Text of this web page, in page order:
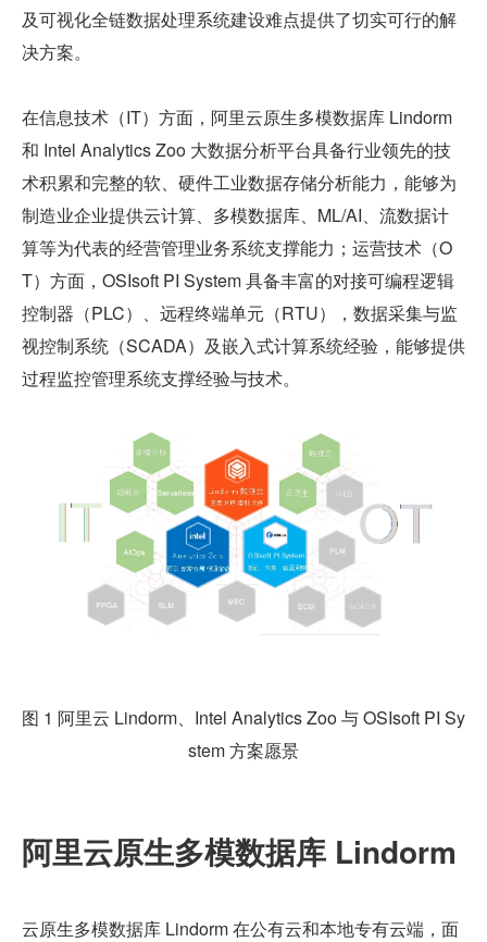
及可视化全链数据处理系统建设难点提供了切实可行的解
决方案。
在信息技术（IT）方面，阿里云原生多模数据库 Lindorm
和 Intel Analytics Zoo 大数据分析平台具备行业领先的技
术积累和完整的软、硬件工业数据存储分析能力，能够为
制造业企业提供云计算、多模数据库、ML/AI、流数据计
算等为代表的经营管理业务系统支撑能力；运营技术（O
T）方面，OSIsoft PI System 具备丰富的对接可编程逻辑
控制器（PLC）、远程终端单元（RTU），数据采集与监
视控制系统（SCADA）及嵌入式计算系统经验，能够提供
过程监控管理系统支撑经验与技术。
图 1 阿里云 Lindorm、Intel Analytics Zoo 与 OSIsoft PI Sy
stem 方案愿景
阿里云原生多模数据库 Lindorm
云原生多模数据库 Lindorm 在公有云和本地专有云端，面